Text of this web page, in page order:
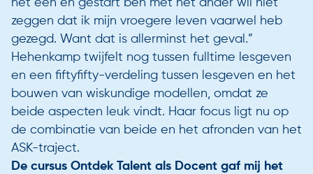
het één en gestart ben met het ander wil niet
zeggen dat ik mijn vroegere leven vaarwel heb
gezegd. Want dat is allerminst het geval.”
Hehenkamp twijfelt nog tussen fulltime lesgeven
en een fiftyfifty-verdeling tussen lesgeven en het
bouwen van wiskundige modellen, omdat ze
beide aspecten leuk vindt. Haar focus ligt nu op
de combinatie van beide en het afronden van het
ASK-traject.
De cursus Ontdek Talent als Docent gaf mij het